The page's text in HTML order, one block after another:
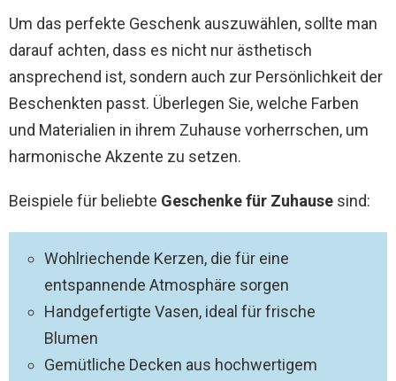
Um das perfekte Geschenk auszuwählen, sollte man
darauf achten, dass es nicht nur ästhetisch
ansprechend ist, sondern auch zur Persönlichkeit der
Beschenkten passt. Überlegen Sie, welche Farben
und Materialien in ihrem Zuhause vorherrschen, um
harmonische Akzente zu setzen.
Beispiele für beliebte Geschenke für Zuhause sind:
Wohlriechende Kerzen, die für eine
entspannende Atmosphäre sorgen
Handgefertigte Vasen, ideal für frische
Blumen
Gemütliche Decken aus hochwertigem